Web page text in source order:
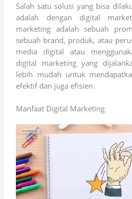
Salah satu solusi yang bisa
adalah dengan digital
marketing adalah sebuah
sebuah brand, produk, atau
media digital atau
digital marketing yang
lebih mudah untuk
efektif dan juga efisien.
Manfaat Digital Marketing